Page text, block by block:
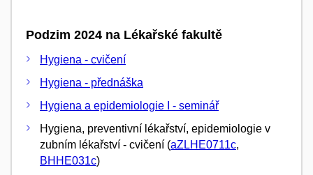
Podzim 2024 na Lékařské fakultě
Hygiena - cvičení
Hygiena - přednáška
Hygiena a epidemiologie I - seminář
Hygiena, preventivní lékařství, epidemiologie v
zubním lékařství - cvičení (aZLHE0711c,
BHHE031c)